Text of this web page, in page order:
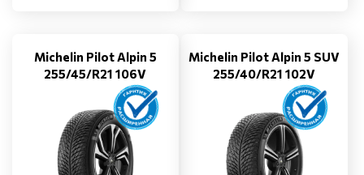
Michelin Pilot Alpin 5
255/45/R21 106V
Michelin Pilot Alpin 5 SUV
255/40/R21 102V